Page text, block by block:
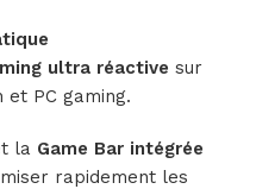
ultra réactive sur
PC gaming.
la Game Bar intégrée
rapidement les